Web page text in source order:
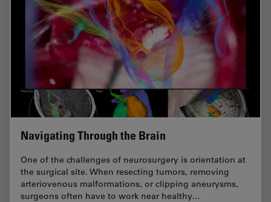
Navigating Through the Brain
One of the challenges of neurosurgery is orientation at
the surgical site. When resecting tumors, removing
arteriovenous malformations, or clipping aneurysms,
surgeons often have to work near healthy…